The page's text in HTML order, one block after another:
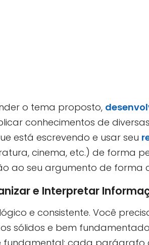
o tema proposto,
conhecimentos de
está escrevendo e usar seu
cinema, etc.) de forma
ao seu argumento de forma
e Interpretar
e consistente. Você
sólidos e bem